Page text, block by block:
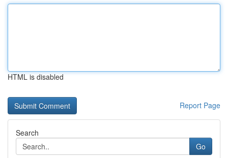
HTML is disabled
Report Page
Search
Go